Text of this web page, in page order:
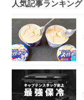
人気記事ランキング